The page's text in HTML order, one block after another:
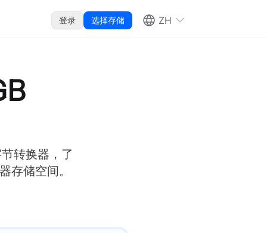
登录 选择存储 ZH
转换器，了
存储空间。